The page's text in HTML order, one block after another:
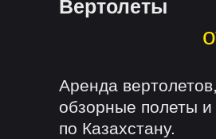
Вертолеты
Аренда вертолетов,
обзорные полеты и
по Казахстану.